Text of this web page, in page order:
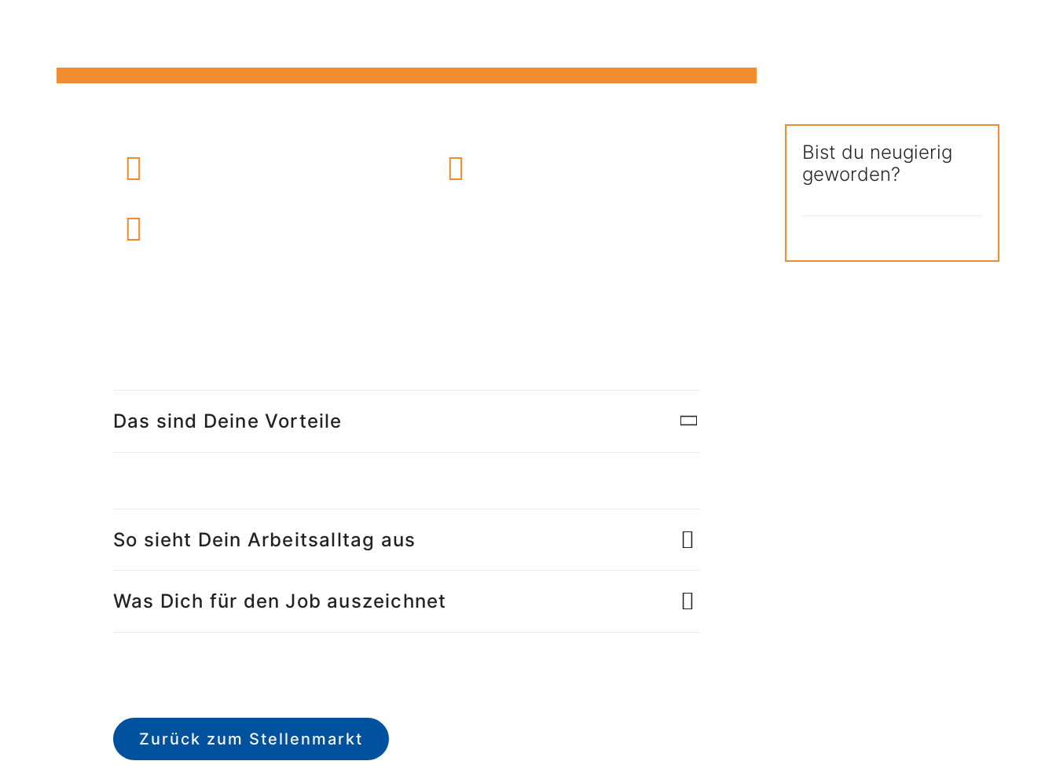
Das sind Deine Vorteile
So sieht Dein Arbeitsalltag aus
Was Dich für den Job auszeichnet
Zurück zum Stellenmarkt
Bist du neugierig
geworden?